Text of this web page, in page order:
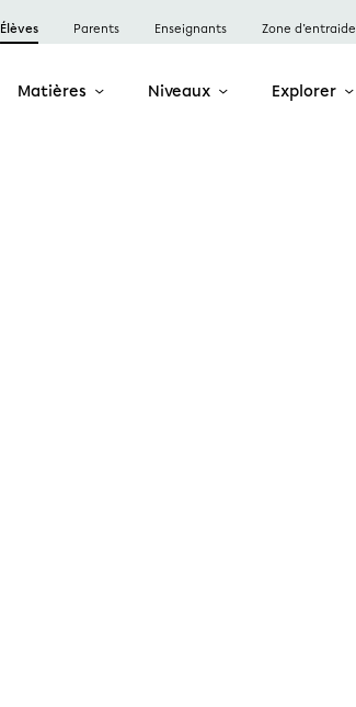
Élèves Parents Enseignants Zone d’entraide
Matières Niveaux Explorer